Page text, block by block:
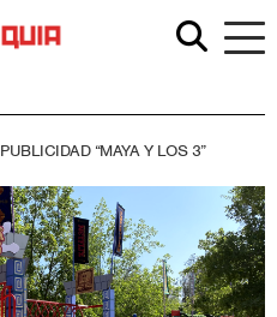
PUBLICIDAD “MAYA Y LOS 3”